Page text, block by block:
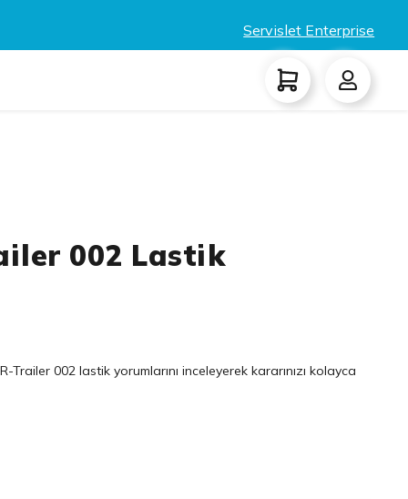
Servislet Enterprise
002 Lastik
Trailer 002 lastik yorumlarını inceleyerek kararınızı kolayca